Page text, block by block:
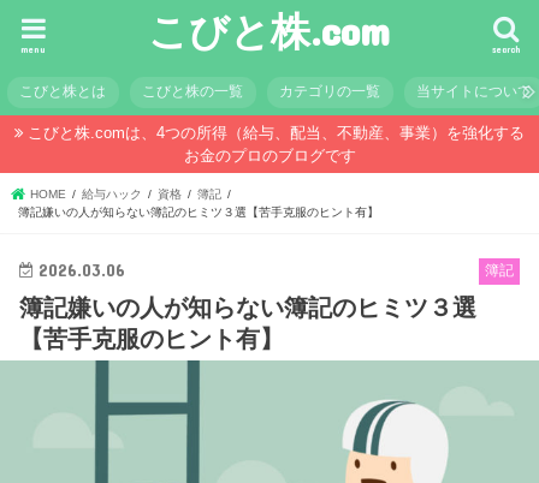
こびと株.com search
menu
こびと株とは こびと株の一覧 カテゴリの一覧 当サイトについて
こびと株.comは、4つの所得（給与、配当、不動産、事業）を強化する
お金のプロのブログです
HOME 給与ハック 資格
簿記
簿記嫌いの人が知らない簿記のヒミツ３選【苦手克服のヒント有】
簿記
2026.03.06
簿記嫌いの人が知らない簿記のヒミツ３選
【苦手克服のヒント有】